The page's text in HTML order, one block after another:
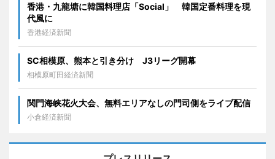
香港・九龍塘に韓国料理店「Social」 韓国定番料理を現
代風に
香港経済新聞
SC相模原、熊本と引き分け J3リーグ開幕
相模原町田経済新聞
関門海峡花火大会、無料エリアなしの門司側をライブ配信
小倉経済新聞